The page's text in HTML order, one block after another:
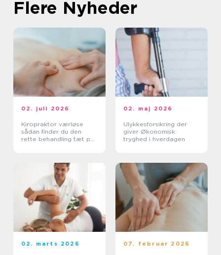
Flere Nyheder
02. juli 2026
Kiropraktor værløse
sådan finder du den
rette behandling tæt på
02. maj 2026
Ulykkesforsikring der
giver Økonomisk
tryghed i hverdagen
02. marts 2026 07. februar 2026